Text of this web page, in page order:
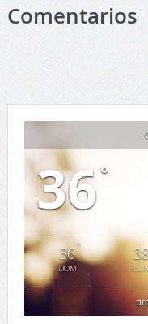
Comentarios
36°
36°
DOM